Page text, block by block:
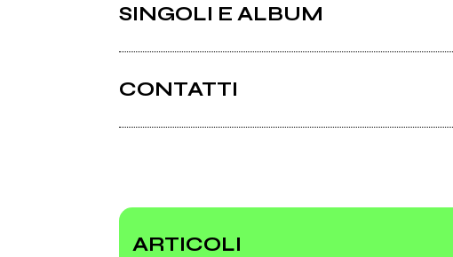
SINGOLI E ALBUM
CONTATTI
ARTICOLI